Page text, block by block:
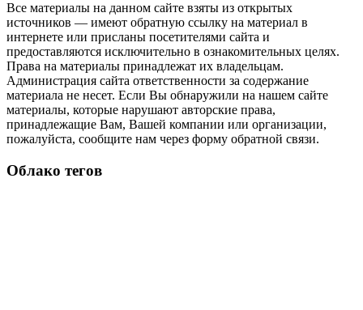
Все материалы на данном сайте взяты из открытых
источников — имеют обратную ссылку на материал в
интернете или присланы посетителями сайта и
предоставляются исключительно в ознакомительных целях.
Права на материалы принадлежат их владельцам.
Администрация сайта ответственности за содержание
материала не несет. Если Вы обнаружили на нашем сайте
материалы, которые нарушают авторские права,
принадлежащие Вам, Вашей компании или организации,
пожалуйста, сообщите нам через форму обратной связи.
Облако тегов